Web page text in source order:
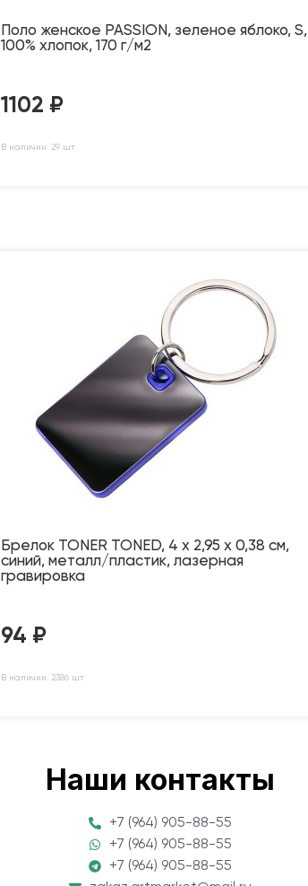
Поло женское PASSION, зеленое яблоко, S,
100% хлопок, 170 г/м2
1102 ₽
В наличии: 29 шт
Брелок TONER TONED, 4 x 2,95 x 0,38 см,
синий, металл/пластик, лазерная
гравировка
94 ₽
В наличии: 2386 шт
Наши контакты
+7 (964) 905-88-55
+7 (964) 905-88-55
+7 (964) 905-88-55